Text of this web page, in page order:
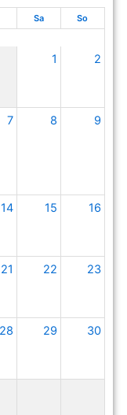
Sa So
1 2
7 8 9
14 15 16
21 22 23
28 29 30